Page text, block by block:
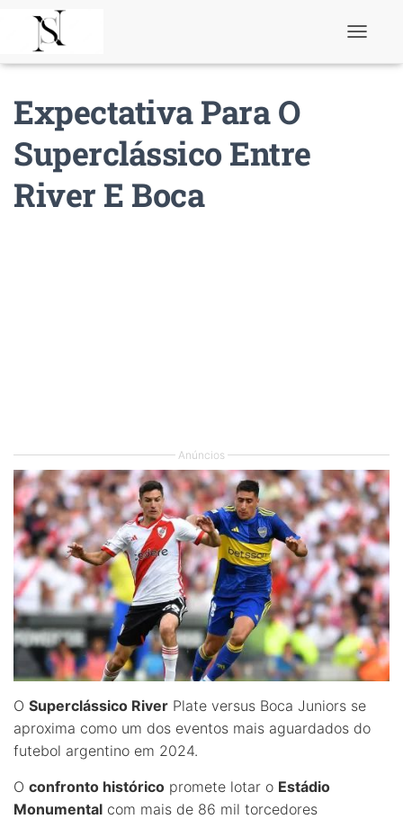
Expectativa Para O
Superclássico Entre
River E Boca
Anúncios
O Superclássico River Plate versus Boca Juniors se
aproxima como um dos eventos mais aguardados do
futebol argentino em 2024.
O confronto histórico promete lotar o Estádio
Monumental com mais de 86 mil torcedores